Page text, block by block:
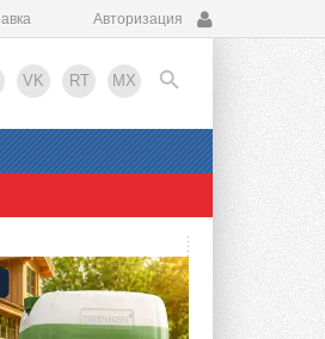
Авторизация
VK RT MX
EN